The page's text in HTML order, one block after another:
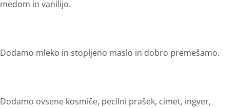
medom in vanilijo.
Dodamo mleko in stopljeno maslo in dobro premešamo.
Dodamo ovsene kosmiče, pecilni prašek, cimet, ingver,